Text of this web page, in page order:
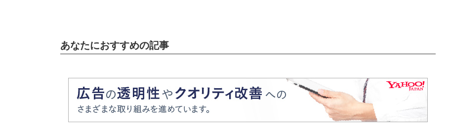
あなたにおすすめの記事